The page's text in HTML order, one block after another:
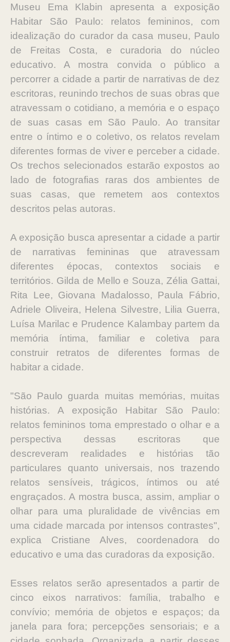
Museu Ema Klabin apresenta a exposição
Habitar São Paulo: relatos femininos, com
idealização do curador da casa museu, Paulo
de Freitas Costa, e curadoria do núcleo
educativo. A mostra convida o público a
percorrer a cidade a partir de narrativas de dez
escritoras, reunindo trechos de suas obras que
atravessam o cotidiano, a memória e o espaço
de suas casas em São Paulo. Ao transitar
entre o íntimo e o coletivo, os relatos revelam
diferentes formas de viver e perceber a cidade.
Os trechos selecionados estarão expostos ao
lado de fotografias raras dos ambientes de
suas casas, que remetem aos contextos
descritos pelas autoras.
A exposição busca apresentar a cidade a partir
de narrativas femininas que atravessam
diferentes épocas, contextos sociais e
territórios. Gilda de Mello e Souza, Zélia Gattai,
Rita Lee, Giovana Madalosso, Paula Fábrio,
Adriele Oliveira, Helena Silvestre, Lilia Guerra,
Luísa Marilac e Prudence Kalambay partem da
memória íntima, familiar e coletiva para
construir retratos de diferentes formas de
habitar a cidade.
"São Paulo guarda muitas memórias, muitas
histórias. A exposição Habitar São Paulo:
relatos femininos toma emprestado o olhar e a
perspectiva dessas escritoras que
descreveram realidades e histórias tão
particulares quanto universais, nos trazendo
relatos sensíveis, trágicos, íntimos ou até
engraçados. A mostra busca, assim, ampliar o
olhar para uma pluralidade de vivências em
uma cidade marcada por intensos contrastes",
explica Cristiane Alves, coordenadora do
educativo e uma das curadoras da exposição.
Esses relatos serão apresentados a partir de
cinco eixos narrativos: família, trabalho e
convívio; memória de objetos e espaços; da
janela para fora; percepções sensoriais; e a